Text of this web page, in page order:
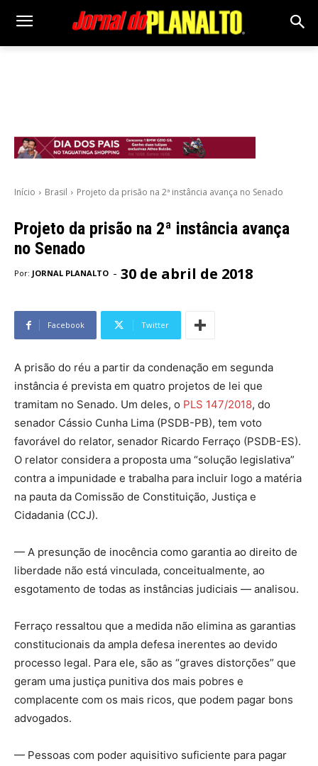
Início Brasil Projeto da prisão na 2ª instância avança no Senado
Projeto da prisão na 2ª instância avança
no Senado
Por: JORNAL PLANALTO - 30 de abril de 2018
Facebook Twitter
A prisão do réu a partir da condenação em segunda
instância é prevista em quatro projetos de lei que
tramitam no Senado. Um deles, o PLS 147/2018, do
senador Cássio Cunha Lima (PSDB-PB), tem voto
favorável do relator, senador Ricardo Ferraço (PSDB-ES).
O relator considera a proposta uma “solução legislativa”
contra a impunidade e trabalha para incluir logo a matéria
na pauta da Comissão de Constituição, Justiça e
Cidadania (CCJ).
— A presunção de inocência como garantia ao direito de
liberdade não está vinculada, conceitualmente, ao
esgotamento de todas as instâncias judiciais — analisou.
Ferraço ressaltou que a medida não elimina as garantias
constitucionais da ampla defesa inerentes ao devido
processo legal. Para ele, são as “graves distorções” que
geram uma justiça punitiva dos mais pobres e
complacente com os mais ricos, que podem pagar bons
advogados.
— Pessoas com poder aquisitivo suficiente para pagar